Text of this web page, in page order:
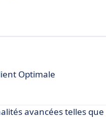
Optimale
avancées telles